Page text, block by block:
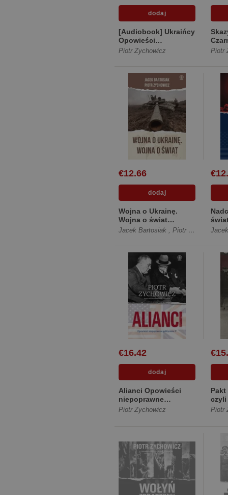
[Audiobook] Ukraińcy
Opowieści
niepoprawne
Piotr Zychowicz Piotr
€12.66
Wojna o Ukrainę.
Wojna o świat
[Miękka]
Jacek Bartosiak , Piotr Zychowicz
€16.42
Alianci Opowieści
niepoprawne
politycznie cz.V
Piotr Zychowicz
czyli
u
Piotr